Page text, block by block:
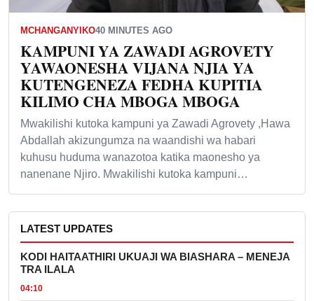
MCHANGANYIKO40 MINUTES AGO
KAMPUNI YA ZAWADI AGROVETY
YAWAONESHA VIJANA NJIA YA
KUTENGENEZA FEDHA KUPITIA
KILIMO CHA MBOGA MBOGA
Mwakilishi kutoka kampuni ya Zawadi Agrovety ,Hawa
Abdallah akizungumza na waandishi wa habari
kuhusu huduma wanazotoa katika maonesho ya
nanenane Njiro. Mwakilishi kutoka kampuni…
LATEST UPDATES
KODI HAITAATHIRI UKUAJI WA BIASHARA – MENEJA
TRA ILALA
04:10